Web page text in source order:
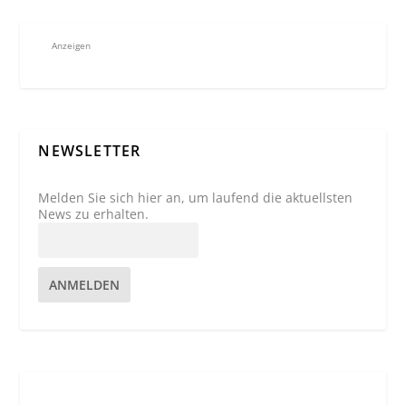
Anzeigen
NEWSLETTER
Melden Sie sich hier an, um laufend die aktuellsten
News zu erhalten.
ANMELDEN